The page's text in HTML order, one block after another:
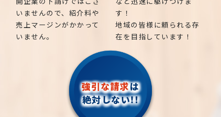
いませんので、紹介料や
売上マージンがかかって
いません。
す！
地域の皆様に頼られる存
在を目指しています！
強引な請求は
絶対しない!!